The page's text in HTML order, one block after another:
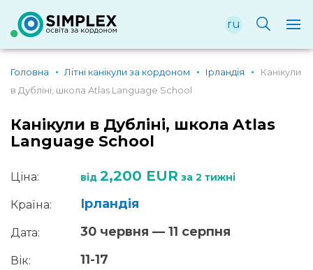
ru
Головна Літні канікули за кордоном Ірландія
Канікули
в Дубліні, школа Atlas Language School
Канікули в Дубліні, школа Atlas
Language School
Ціна: від 2,200 EUR за 2 тижні
Країна: Ірландія
Дата: 30 червня — 11 серпня
Вік: 11-17